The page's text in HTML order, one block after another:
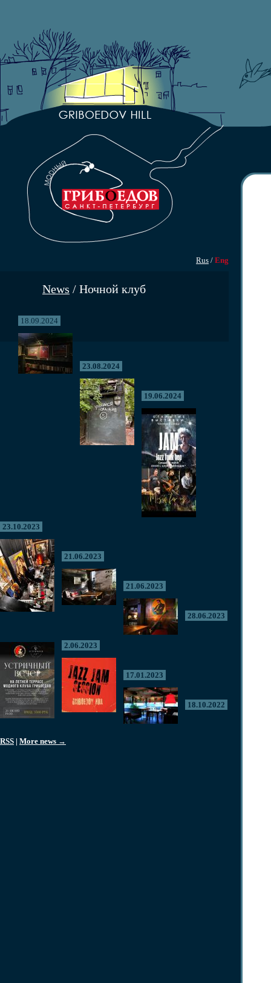
Rus / Eng
News / Ночной клуб
18.09.2024
23.08.2024
19.06.2024
23.10.2023
21.06.2023
21.06.2023
28.06.2023
2.06.2023
17.01.2023
18.10.2022
RSS | More news →